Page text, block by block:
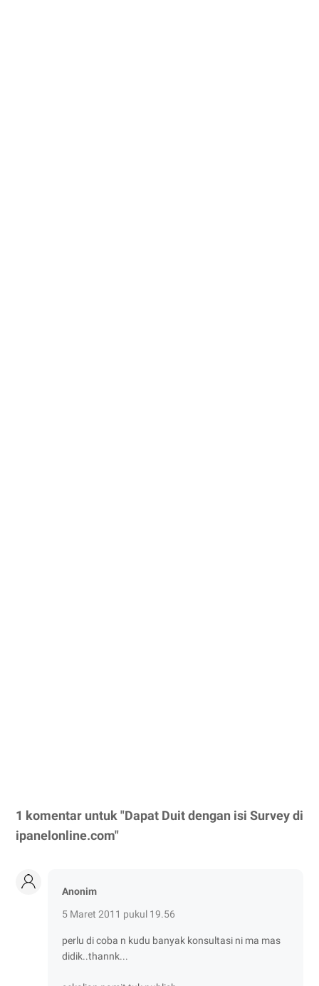
1 komentar untuk "Dapat Duit dengan isi Survey di
ipanelonline.com"
Anonim
5 Maret 2011 pukul 19.56
perlu di coba n kudu banyak konsultasi ni ma mas
didik..thannk...